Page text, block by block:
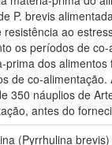
P. brevis
resistência ao
os períodos de
prima dos
de co-alimentação.
350 náuplios de
antes do
(Pyrrhulina